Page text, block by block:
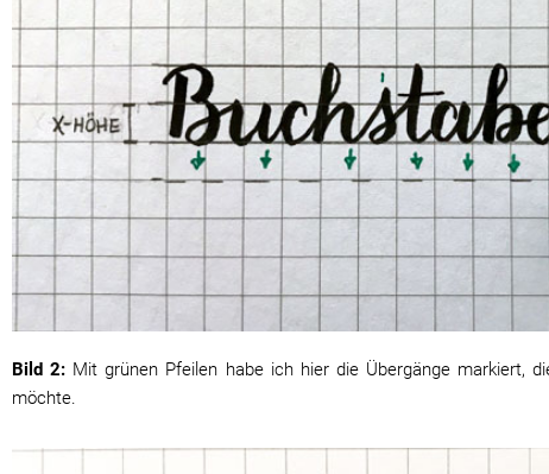
Bild 2: Mit grünen Pfeilen habe ich hier die Übergänge markiert,
möchte.